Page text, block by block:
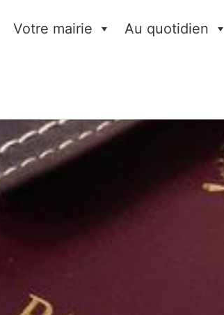
Votre mairie Au quotidien